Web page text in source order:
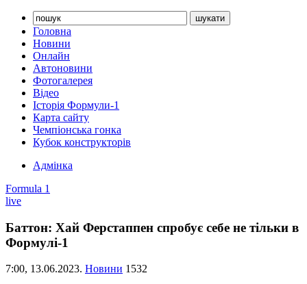
Головна
Новини
Онлайн
Автоновини
Фотогалерея
Відео
Історія Формули-1
Карта сайту
Чемпіонська гонка
Кубок конструкторів
Адмінка
Formula 1
live
Баттон: Хай Ферстаппен спробує себе не тільки в
Формулі-1
7:00, 13.06.2023. Новини 1532